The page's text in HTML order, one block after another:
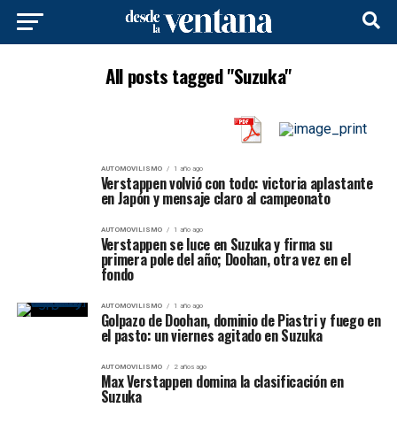
All posts tagged "Suzuka"
AUTOMOVILISMO 1 año ago
Verstappen volvió con todo: victoria aplastante
en Japón y mensaje claro al campeonato
AUTOMOVILISMO 1 año ago
Verstappen se luce en Suzuka y firma su
primera pole del año; Doohan, otra vez en el
fondo
AUTOMOVILISMO 1 año ago
Golpazo de Doohan, dominio de Piastri y fuego en
el pasto: un viernes agitado en Suzuka
AUTOMOVILISMO 2 años ago
Max Verstappen domina la clasificación en
Suzuka